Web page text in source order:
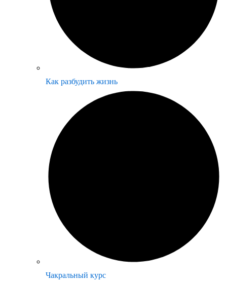
Как разбудить жизнь
Чакральный курс